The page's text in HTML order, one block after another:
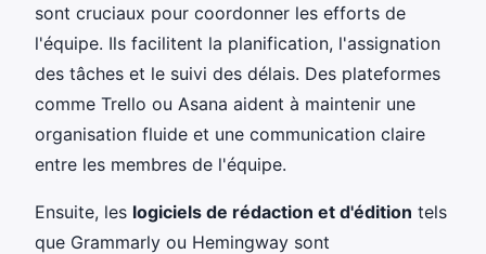
sont cruciaux pour coordonner les efforts de
l'équipe. Ils facilitent la planification, l'assignation
des tâches et le suivi des délais. Des plateformes
comme Trello ou Asana aident à maintenir une
organisation fluide et une communication claire
entre les membres de l'équipe.
Ensuite, les logiciels de rédaction et d'édition tels
que Grammarly ou Hemingway sont